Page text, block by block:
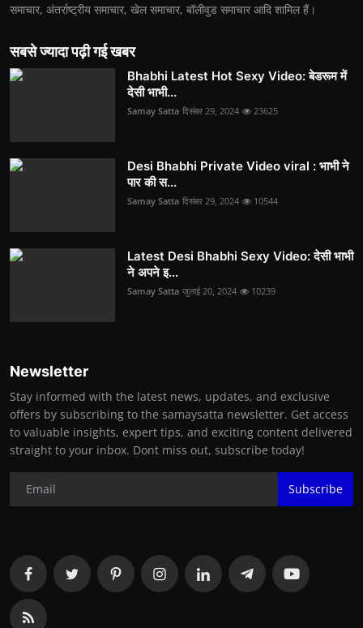
समाचार, अंतर्राष्ट्रीय समाचार, खेल समाचार, बॉलीवुड समाचार आदि शामिल हैं।
सबसे ज्यादा पढ़ी गई खबर
Bhabhi Latest Hot Sexy Video: बेडरूम में
देसी भाभी...
Samay Satta दिसंबर 29, 2024 23625
Desi Bhabhi Private Video viral : भाभी ने
पार की स...
Samay Satta दिसंबर 29, 2024 10544
Latest Desi Bhabhi Sexy Video: देसी भाभी
ने अपने इ...
Samay Satta जुलाई 20, 2024 10239
Newsletter
Stay informed with the latest news, updates, and exclusive
offers by subscribing to the samaysatta newsletter. Get access
to valuable insights, expert tips, and exciting content delivered
straight to your inbox. Dont miss out, subscribe today!
Subscribe